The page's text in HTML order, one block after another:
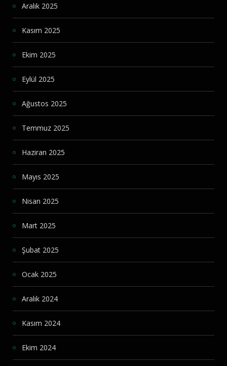
Aralık 2025
Kasım 2025
Ekim 2025
Eylül 2025
Ağustos 2025
Temmuz 2025
Haziran 2025
Mayıs 2025
Nisan 2025
Mart 2025
Şubat 2025
Ocak 2025
Aralık 2024
Kasım 2024
Ekim 2024